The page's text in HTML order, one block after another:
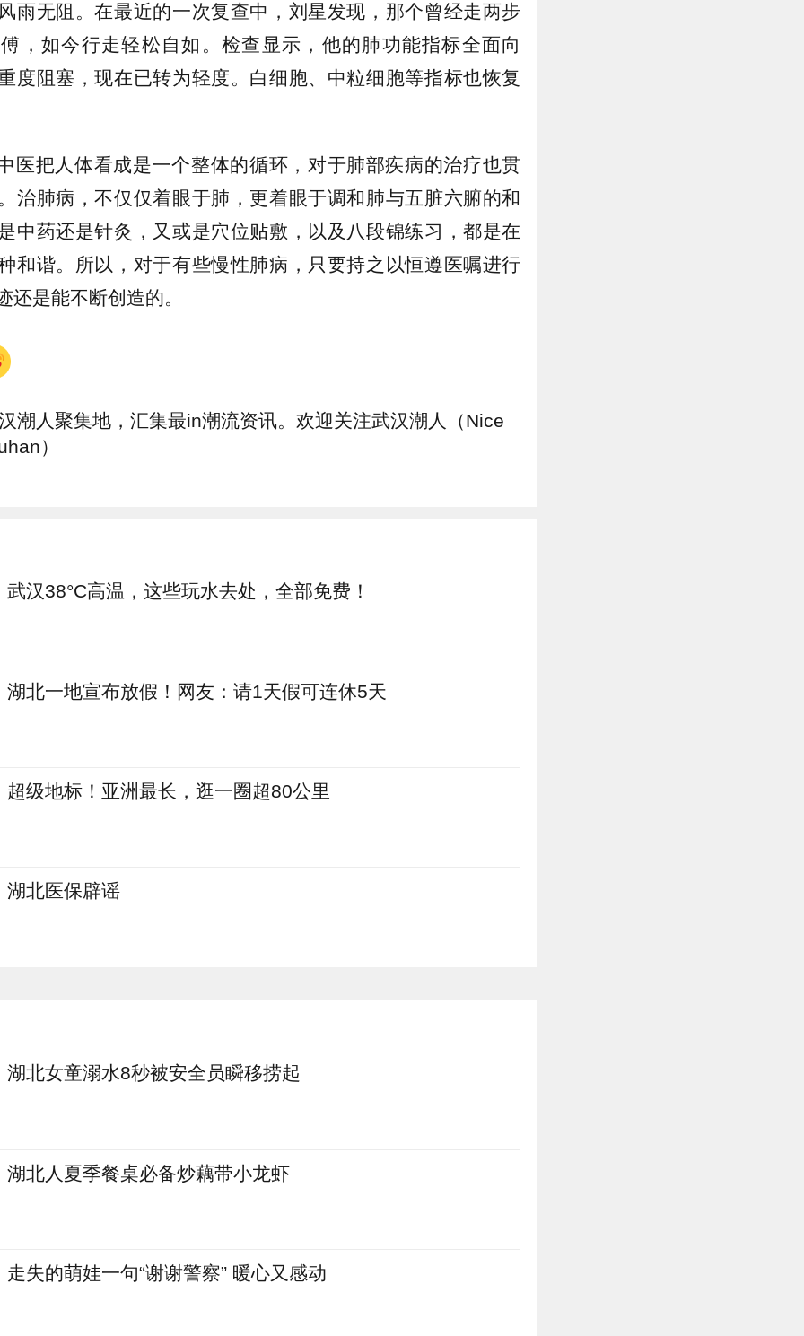
雨无阻。在最近的一次复查中，刘星发现，那个曾经走两步
，如今行走轻松自如。检查显示，他的肺功能指标全面向
度阻塞，现在已转为轻度。白细胞、中粒细胞等指标也恢复
医把人体看成是一个整体的循环，对于肺部疾病的治疗也贯
治肺病，不仅仅着眼于肺，更着眼于调和肺与五脏六腑的和
中药还是针灸，又或是穴位贴敷，以及八段锦练习，都是在
和谐。所以，对于有些慢性肺病，只要持之以恒遵医嘱进行
还是能不断创造的。
潮人聚集地，汇集最in潮流资讯。欢迎关注武汉潮人（Nice
）
武汉38°C高温，这些玩水去处，全部免费！
湖北一地宣布放假！网友：请1天假可连休5天
超级地标！亚洲最长，逛一圈超80公里
湖北医保辟谣
湖北女童溺水8秒被安全员瞬移捞起
湖北人夏季餐桌必备炒藕带小龙虾
走失的萌娃一句“谢谢警察” 暖心又感动